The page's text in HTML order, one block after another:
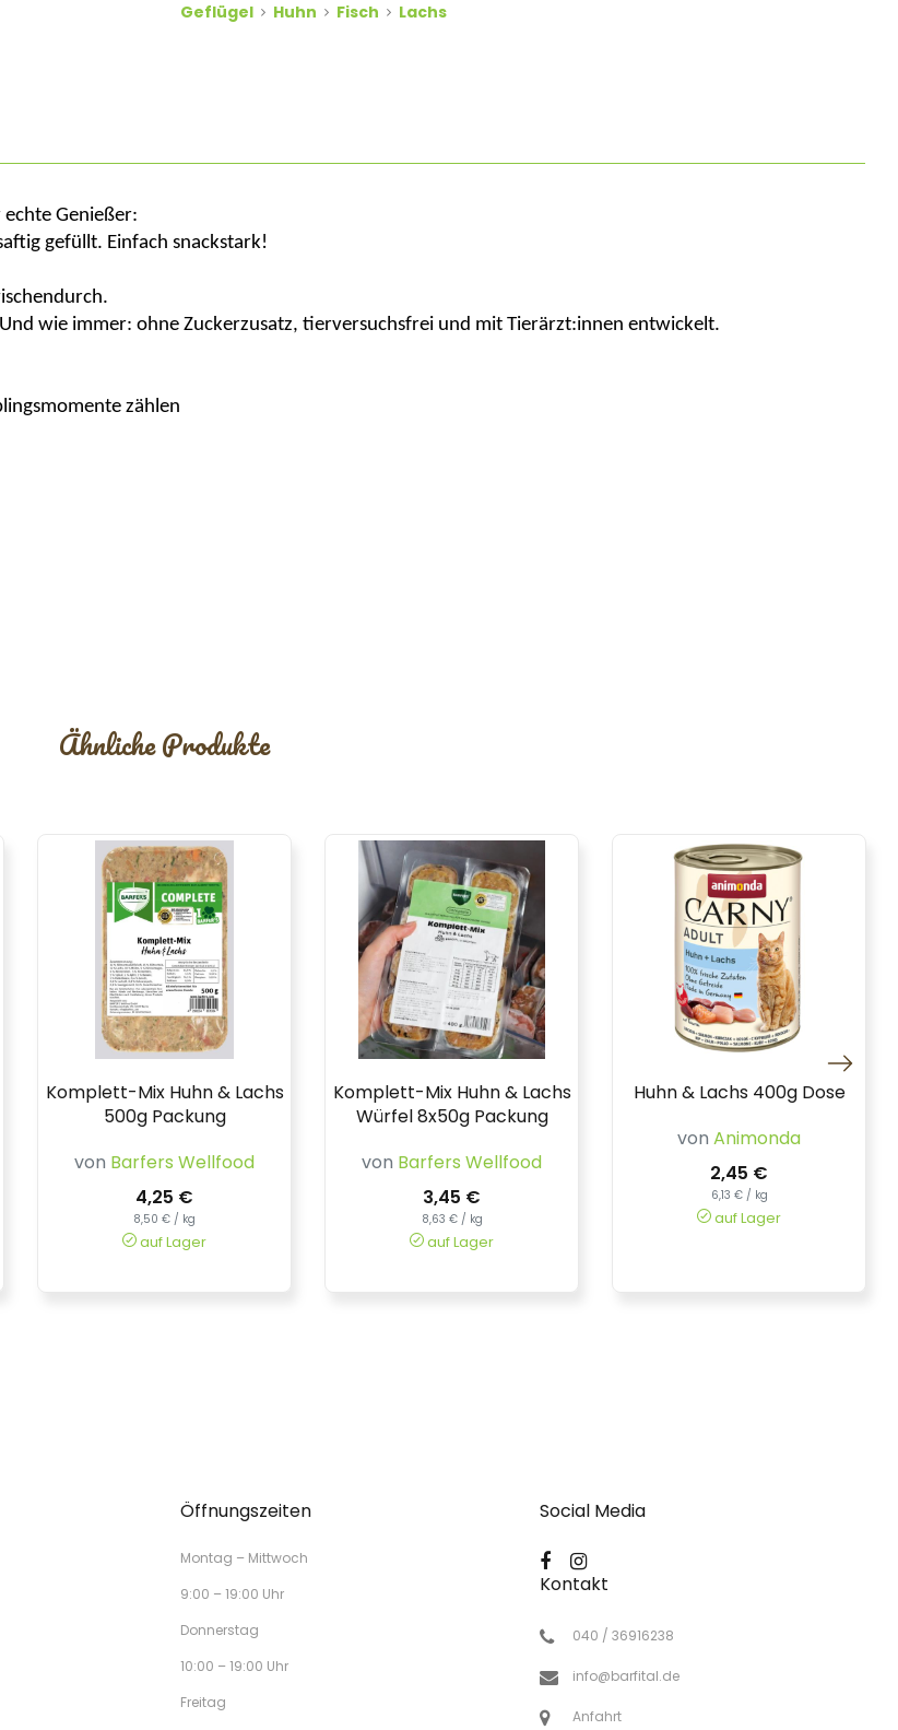
Geflügel Huhn Fisch Lachs
echte Genießer:
gefüllt. Einfach snackstark!
wie immer: ohne Zuckerzusatz, tierversuchsfrei und mit Tierärzt:innen entwickelt.
zählen
Ähnliche Produkte
Komplett-Mix Huhn & Lachs
500g Packung
von Barfers Wellfood
4,25 €
8,50 € / kg
auf Lager
Komplett-Mix Huhn & Lachs
Würfel 8x50g Packung
von Barfers Wellfood
3,45 €
8,63 € / kg
auf Lager
Huhn & Lachs 400g Dose
von Animonda
2,45 €
6,13 € / kg
auf Lager
Öffnungszeiten
Montag – Mittwoch
9:00 – 19:00 Uhr
Donnerstag
10:00 – 19:00 Uhr
Freitag
Social Media
Kontakt
040 / 36916238
info@barfital.de
Anfahrt